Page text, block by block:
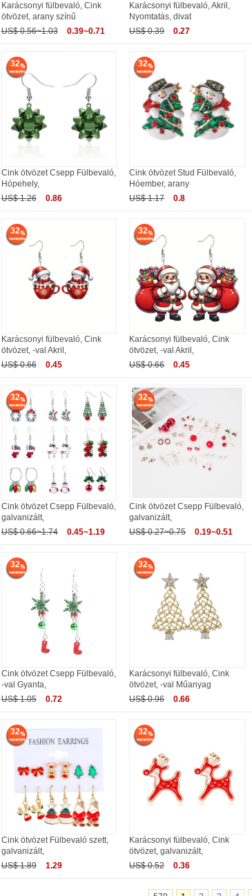
Karácsonyi fülbevaló, Cink
ötvözet, arany színű
US$ 0.56~1.03
0.39~0.71
Karácsonyi fülbevaló, Akril,
Nyomtatás, divat
US$ 0.39
0.27
32
Cink ötvözet Csepp Fülbevaló,
Hópehely,
US$ 1.26
0.86
32
Cink ötvözet Stud Fülbevaló,
Hóember, arany
US$ 1.17
0.8
32
Karácsonyi fülbevaló, Cink
ötvözet, -val Akril,
US$ 0.66
0.45
32
Karácsonyi fülbevaló, Cink
ötvözet, -val Akril,
US$ 0.66
0.45
32
Cink ötvözet Csepp Fülbevaló,
galvanizált,
US$ 0.66~1.74
0.45~1.19
32
Cink ötvözet Csepp Fülbevaló,
galvanizált,
US$ 0.27~0.75
0.19~0.51
32
Cink ötvözet Csepp Fülbevaló,
-val Gyanta,
US$ 1.05
0.72
32
Karácsonyi fülbevaló, Cink
ötvözet, -val Műanyag
US$ 0.96
0.66
32
Cink ötvözet Fülbevaló szett,
galvanizált,
US$ 1.89
1.29
32
Karácsonyi fülbevaló, Cink
ötvözet, galvanizált,
US$ 0.52
0.36